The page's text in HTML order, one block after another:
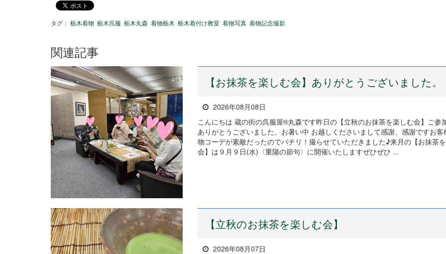
タグ： 栃木着物 栃木呉服 栃木丸森 着物栃木 栃木着付け教室 着物写真 着物記念撮影
関連記事
【お抹茶を楽しむ会】ありがとうございました。
2026年08月08日
こんにちは 蔵の街の呉服屋®丸森です昨日の【立秋のお抹茶を楽しむ会】ご参
ありがとうございました。お暑い中 お越しくださいまして感謝、感謝ですお客
物コーデが素敵だったのでパチリ！撮らせていただきました♪来月の【お抹茶
会】は９月９日(水)〈重陽の節句〉に開催いたしますぜひぜひ ...
【立秋のお抹茶を楽しむ会】
2026年08月07日